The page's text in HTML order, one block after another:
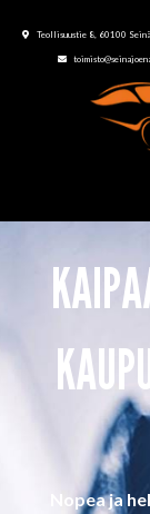
Teollisuustie 8, 60100
Nopea ja